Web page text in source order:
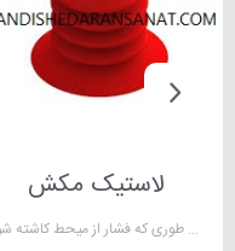
لاستیک مکش
لاستیک وکیوم عملیات برداشتن گازها و مایعات یا هرچیز دیگر از یک حجم و یا سطح به طوری که فشار از میحط کاشته شود.